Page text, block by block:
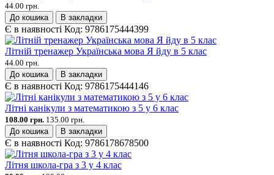
44.00 грн.
До кошика
В закладки
Є в наявності Код: 9786175444399
Літній тренажер Українська мова Я йду в 5 клас
44.00 грн.
До кошика
В закладки
Є в наявності Код: 9786175444146
Літні канікули з математикою з 5 у 6 клас
108.00 грн. 135.00 грн.
До кошика
В закладки
Є в наявності Код: 9786178678500
Літня школа-гра з 3 у 4 клас